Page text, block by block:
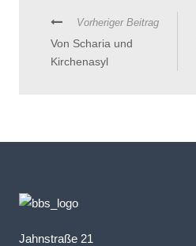
Vorheriger Beitrag
Von Scharia und
Kirchenasyl
Jahnstraße 21